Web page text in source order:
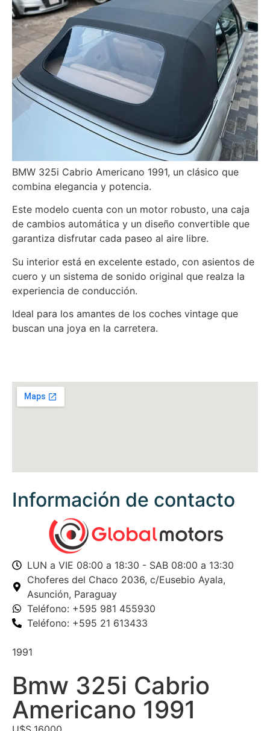
BMW 325i Cabrio Americano 1991, un clásico que
combina elegancia y potencia.
Este modelo cuenta con un motor robusto, una caja
de cambios automática y un diseño convertible que
garantiza disfrutar cada paseo al aire libre.
Su interior está en excelente estado, con asientos de
cuero y un sistema de sonido original que realza la
experiencia de conducción.
Ideal para los amantes de los coches vintage que
buscan una joya en la carretera.
Información de contacto
LUN a VIE 08:00 a 18:30 - SAB 08:00 a 13:30
Choferes del Chaco 2036, c/Eusebio Ayala,
Asunción, Paraguay
Teléfono: +595 981 455930
Teléfono: +595 21 613433
1991
Bmw 325i Cabrio
Americano 1991